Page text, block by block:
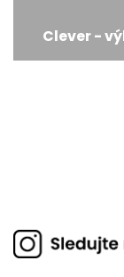
Clever -